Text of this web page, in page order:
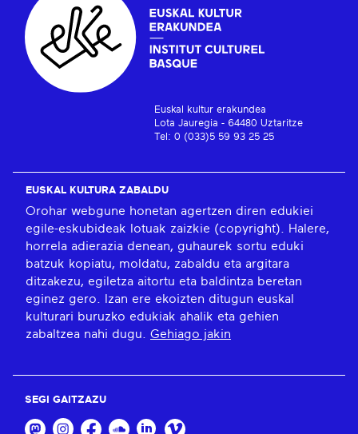
Euskal kultur erakundea
Lota Jauregia - 64480 Uztaritze
Tel: 0 (033)5 59 93 25 25
EUSKAL KULTURA ZABALDU
Orohar webgune honetan agertzen diren edukiei
egile-eskubideak lotuak zaizkie (copyright). Halere,
horrela adierazia denean, guhaurek sortu eduki
batzuk kopiatu, moldatu, zabaldu eta argitara
ditzakezu, egiletza aitortu eta baldintza beretan
eginez gero. Izan ere ekoizten ditugun euskal
kulturari buruzko edukiak ahalik eta gehien
zabaltzea nahi dugu. Gehiago jakin
SEGI GAITZAZU